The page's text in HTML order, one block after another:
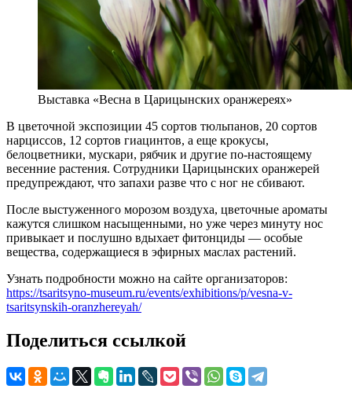
Выставка «Весна в Царицынских оранжереях»
В цветочной экспозиции 45 сортов тюльпанов, 20 сортов
нарциссов, 12 сортов гиацинтов, а еще крокусы,
белоцветники, мускари, рябчик и другие по-настоящему
весенние растения. Сотрудники Царицынских оранжерей
предупреждают, что запахи разве что с ног не сбивают.
После выстуженного морозом воздуха, цветочные ароматы
кажутся слишком насыщенными, но уже через минуту нос
привыкает и послушно вдыхает фитонциды — особые
вещества, содержащиеся в эфирных маслах растений.
Узнать подробности можно на сайте организаторов:
https://tsaritsyno-museum.ru/events/exhibitions/p/vesna-v-
tsaritsynskih-oranzhereyah/
Поделиться ссылкой